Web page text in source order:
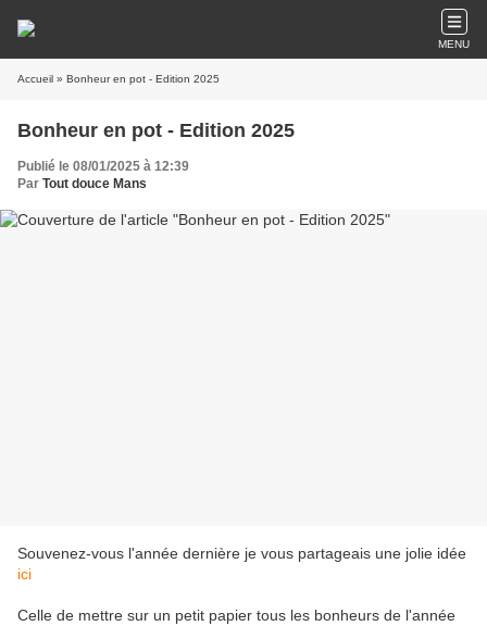
MENU
Accueil » Bonheur en pot - Edition 2025
Bonheur en pot - Edition 2025
Publié le 08/01/2025 à 12:39
Par Tout douce Mans
Souvenez-vous l'année dernière je vous partageais une jolie idée
ici
Celle de mettre sur un petit papier tous les bonheurs de l'année